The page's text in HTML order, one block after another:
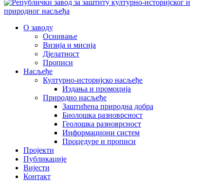
О заводу
Оснивање
Визија и мисија
Дјелатност
Прописи
Насљеђе
Културно-историјско насљеђе
Издања и промоција
Природно насљеђе
Заштићена природна добра
Биолошка разноврсност
Геолошка разноврсност
Информациони систем
Процедуре и прописи
Пројекти
Публикације
Вијести
Контакт